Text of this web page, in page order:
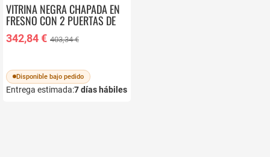
VITRINA NEGRA CHAPADA EN
FRESNO CON 2 PUERTAS DE
MADERA NATURAL GABAR
10974
342,84 € 403,34 €
Disponible bajo pedido
Entrega estimada:7días hábiles